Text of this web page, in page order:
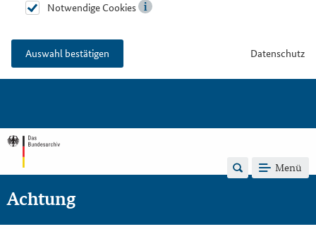
Notwendige Cookies
Auswahl bestätigen Datenschutz
Menü
Achtung